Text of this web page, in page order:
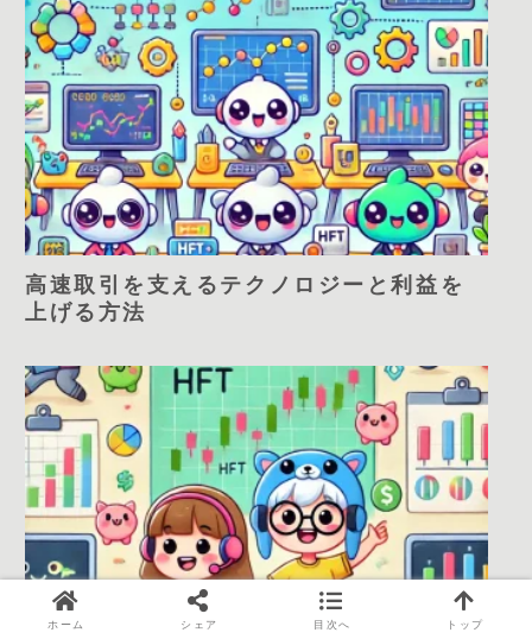
高速取引を支えるテクノロジーと利益を
上げる方法
ホーム シェア 目次へ トップ